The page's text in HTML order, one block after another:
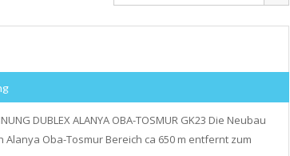
DUBLEX ALANYA OBA-TOSMUR GK23 Die Neubau
Oba-Tosmur Bereich ca 650 m entfernt zum